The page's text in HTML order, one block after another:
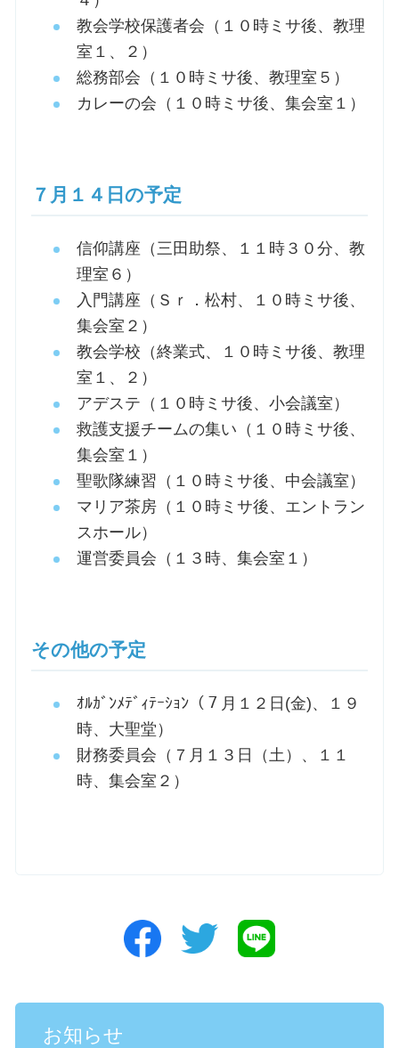
教会学校保護者会（１０時ミサ後、教理
室１、２）
総務部会（１０時ミサ後、教理室５）
カレーの会（１０時ミサ後、集会室１）
７月１４日の予定
信仰講座（三田助祭、１１時３０分、教
理室６）
入門講座（Ｓｒ．松村、１０時ミサ後、
集会室２）
教会学校（終業式、１０時ミサ後、教理
室１、２）
アデステ（１０時ミサ後、小会議室）
救護支援チームの集い（１０時ミサ後、
集会室１）
聖歌隊練習（１０時ミサ後、中会議室）
マリア茶房（１０時ミサ後、エントラン
スホール）
運営委員会（１３時、集会室１）
その他の予定
ｵﾙｶﾞﾝﾒﾃﾞｨﾃｰｼｮﾝ（７月１２日(金)、１９
時、大聖堂）
財務委員会（７月１３日（土）、１１
時、集会室２）
お知らせ